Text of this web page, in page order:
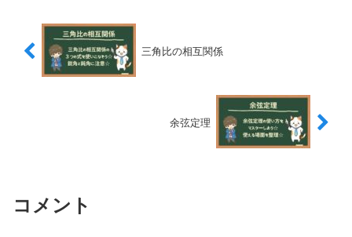
三角比の相互関係
余弦定理
コメント